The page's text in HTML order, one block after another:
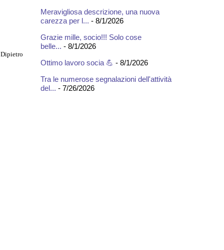
Meravigliosa descrizione, una nuova
carezza per l... - 8/1/2026
Grazie mille, socio!!! Solo cose
belle... - 8/1/2026
Ottimo lavoro socia 💪 - 8/1/2026
Tra le numerose segnalazioni dell'attività
del... - 7/26/2026